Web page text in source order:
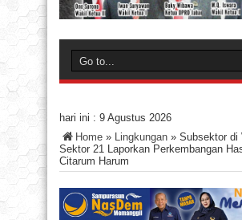
hari ini : 9 Agustus 2026
Home » Lingkungan » Subsektor di
Sektor 21 Laporkan Perkembangan
Citarum Harum